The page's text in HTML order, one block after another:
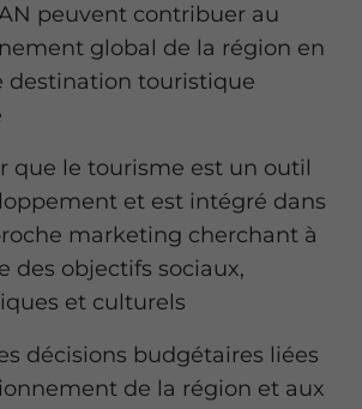
peuvent contribuer au
global de la région en
destination touristique
que le tourisme est un outil
et est intégré dans
marketing cherchant à
des objectifs sociaux,
et culturels
décisions budgétaires liées
de la région et aux